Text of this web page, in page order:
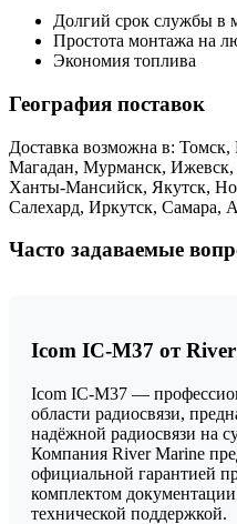
Долгий срок службы в
Простота монтажа на
Экономия топлива
География поставок
Доставка возможна в: Томск,
Магадан, Мурманск,
Ханты-Мансийск, Якутск,
Салехард, Иркутск, Самара,
Часто задаваемые
Icom IC-M37 от
Icom IC-M37 —
области радиосвязи,
надёжной радиосвязи на
Компания River Marine
официальной гарантией
комплектом
технической поддержкой.